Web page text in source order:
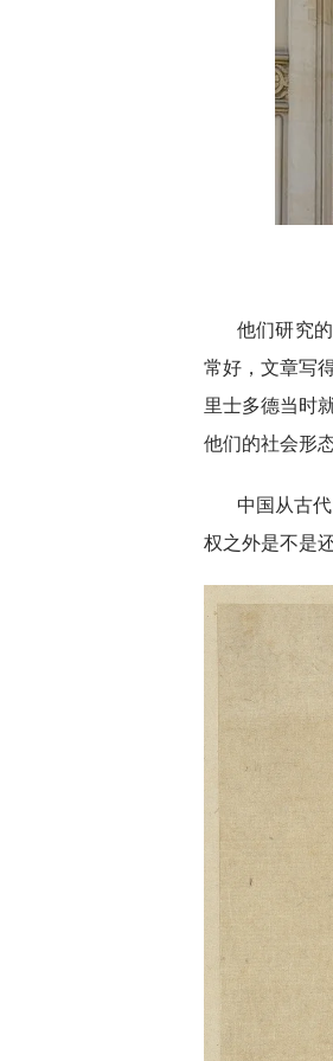
他们研究
常好，文章写
里士多德当时
他们的社会形
中国从古
权之外是不是